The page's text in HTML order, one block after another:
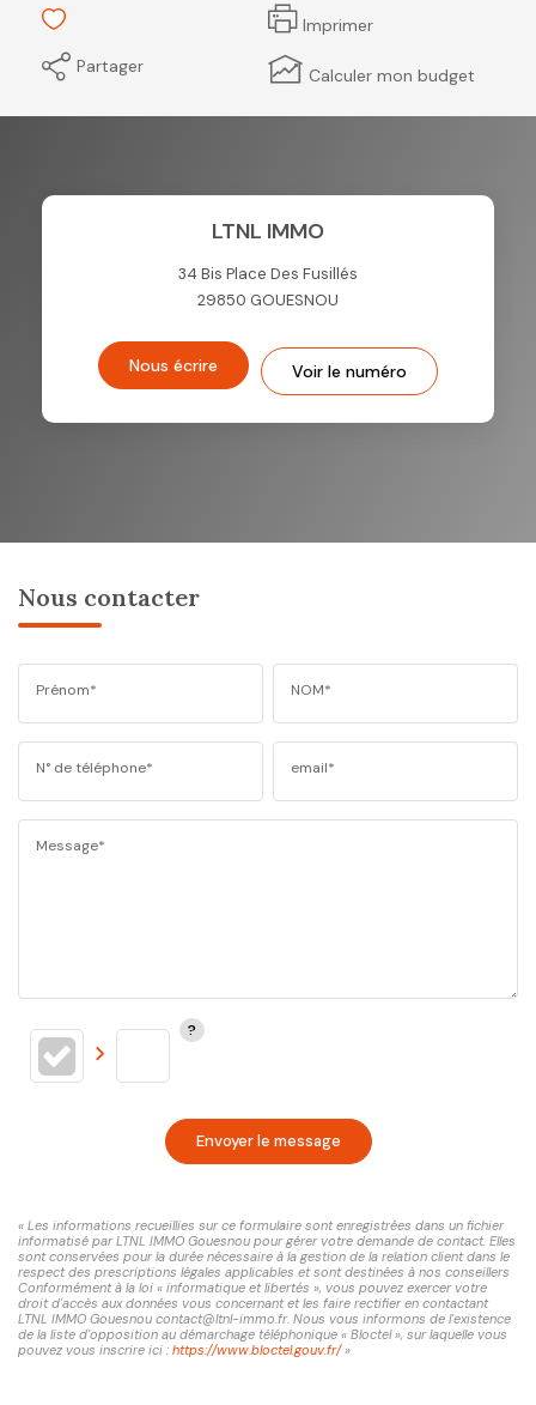
Imprimer
Partager
Calculer mon budget
LTNL IMMO
34 Bis Place Des Fusillés
29850 GOUESNOU
Nous écrire Voir le numéro
Nous contacter
Prénom* NOM*
N° de téléphone* email*
Message*
Envoyer le message
« Les informations recueillies sur ce formulaire sont enregistrées dans un fichier
informatisé par LTNL IMMO Gouesnou pour gérer votre demande de contact. Elles
sont conservées pour la durée nécessaire à la gestion de la relation client dans le
respect des prescriptions légales applicables et sont destinées à nos conseillers
Conformément à la loi « informatique et libertés », vous pouvez exercer votre
droit d'accès aux données vous concernant et les faire rectifier en contactant
LTNL IMMO Gouesnou contact@ltnl-immo.fr. Nous vous informons de l'existence
de la liste d'opposition au démarchage téléphonique « Bloctel », sur laquelle vous
pouvez vous inscrire ici : https://www.bloctel.gouv.fr/»